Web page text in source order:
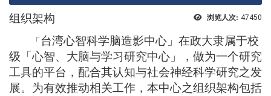
浏览人次: 47450
组织架构
「台湾心智科学脑造影中心」在政大隶属于校
级「心智、大脑与学习研究中心」，做为一个研究
工具的平台，配合其认知与社会神经科学研究之发
展。为有效推动相关工作，本中心之组织架构包括